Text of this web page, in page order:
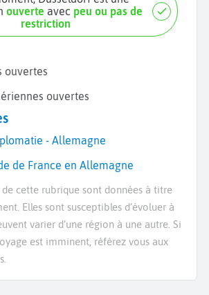
ouverte avec peu ou pas de
restriction
ouvertes
ouvertes
- Allemagne
de France en Allemagne
cette rubrique sont données à titre
Elles sont susceptibles d’évoluer à
varier d’une région à une autre. Si
est imminent, référez vous aux